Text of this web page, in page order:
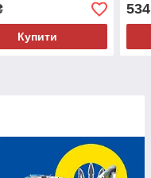
Купити
534